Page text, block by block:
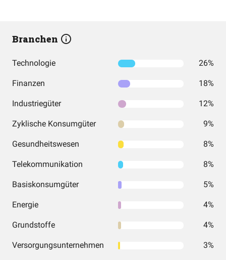
Branchen
Technologie 26%
Finanzen 18%
Industriegüter 12%
Zyklische Konsumgüter 9%
Gesundheitswesen 8%
Telekommunikation 8%
Basiskonsumgüter 5%
Energie 4%
Grundstoffe 4%
Versorgungsunternehmen 3%